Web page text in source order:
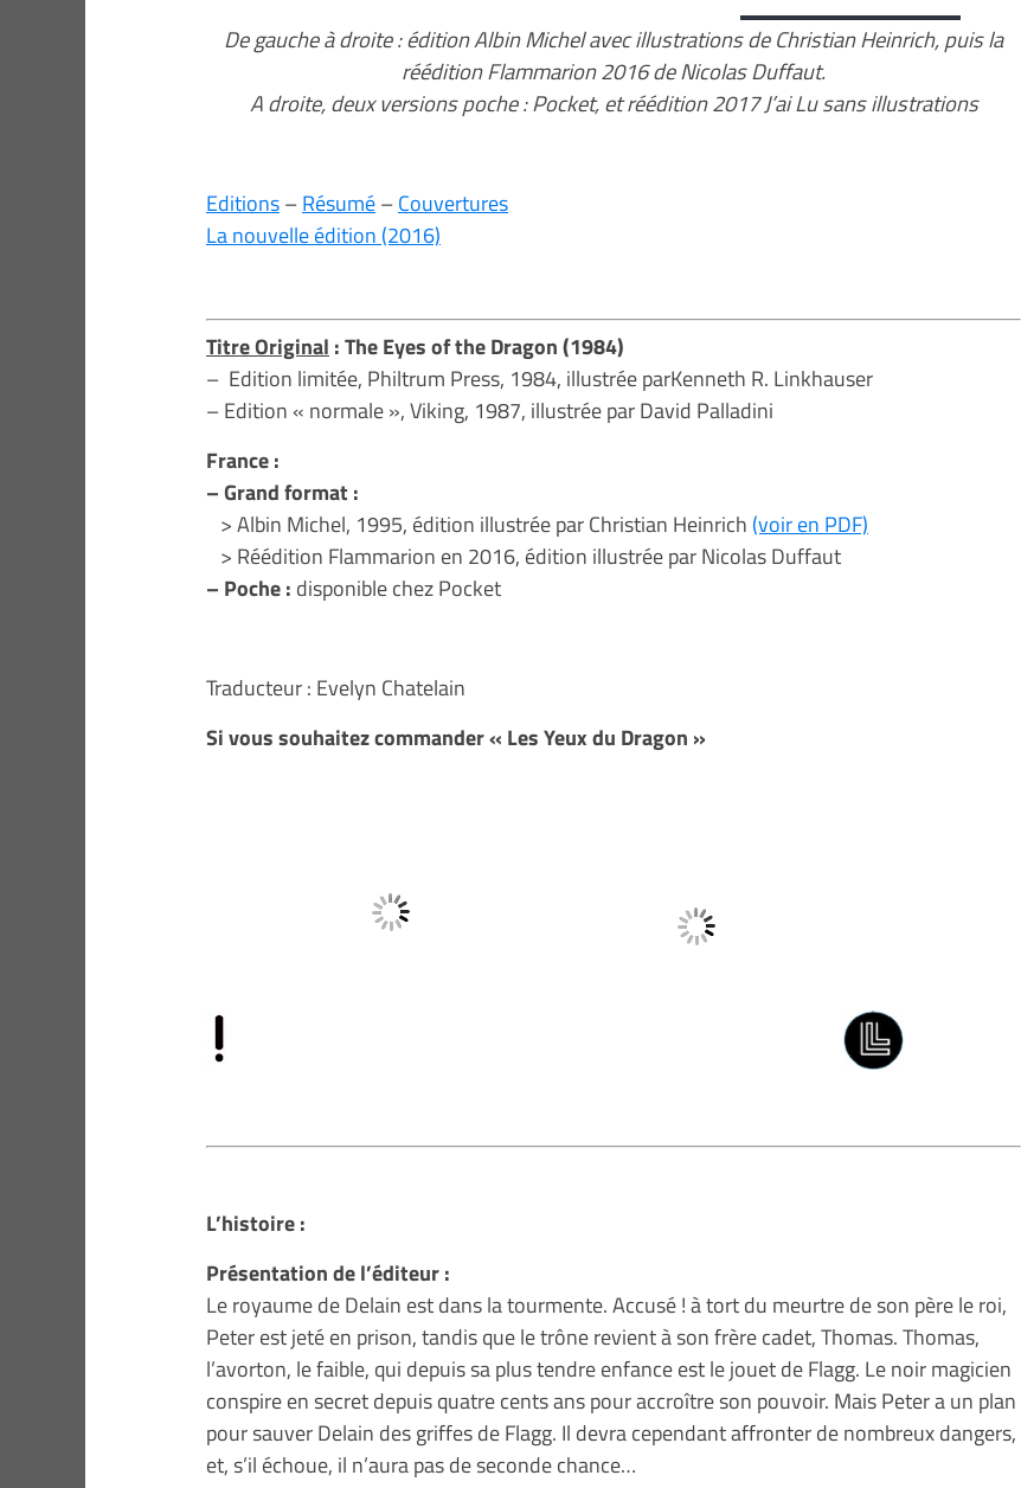
De gauche à droite : édition Albin Michel avec illustrations de Christian Heinrich, puis la
réédition Flammarion 2016 de Nicolas Duffaut.
A droite, deux versions poche : Pocket, et réédition 2017 J’ai Lu sans illustrations
Editions–Résumé–Couvertures
La nouvelle édition (2016)
Titre Original : The Eyes of the Dragon (1984)
– Edition limitée, Philtrum Press, 1984, illustrée parKenneth R. Linkhauser
– Edition « normale », Viking, 1987, illustrée par David Palladini
France :
– Grand format :
> Albin Michel, 1995, édition illustrée par Christian Heinrich (voir en PDF)
> Réédition Flammarion en 2016, édition illustrée par Nicolas Duffaut
– Poche : disponible chez Pocket
Traducteur : Evelyn Chatelain
Si vous souhaitez commander « Les Yeux du Dragon »
L’histoire :
Présentation de l’éditeur :
Le royaume de Delain est dans la tourmente. Accusé ! à tort du meurtre de son père le roi,
Peter est jeté en prison, tandis que le trône revient à son frère cadet, Thomas. Thomas,
l’avorton, le faible, qui depuis sa plus tendre enfance est le jouet de Flagg. Le noir magicien
conspire en secret depuis quatre cents ans pour accroître son pouvoir. Mais Peter a un plan
pour sauver Delain des griffes de Flagg. Il devra cependant affronter de nombreux dangers,
et, s’il échoue, il n’aura pas de seconde chance…